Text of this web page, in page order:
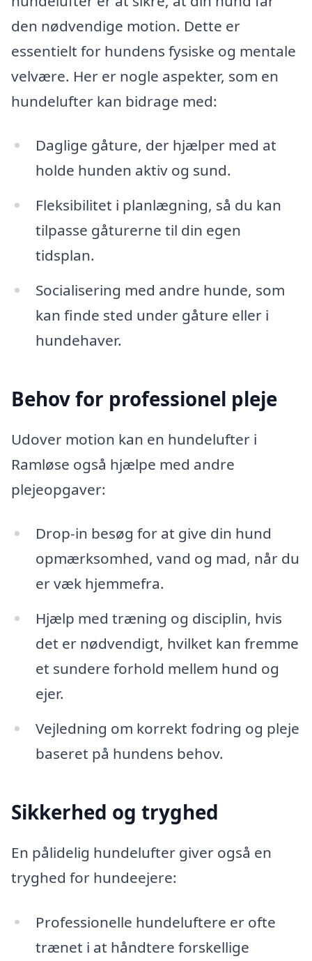
den nødvendige motion. Dette er
essentielt for hundens fysiske og mentale
velvære. Her er nogle aspekter, som en
hundelufter kan bidrage med:
Daglige gåture, der hjælper med at
holde hunden aktiv og sund.
Fleksibilitet i planlægning, så du kan
tilpasse gåturerne til din egen
tidsplan.
Socialisering med andre hunde, som
kan finde sted under gåture eller i
hundehaver.
Behov for professionel pleje
Udover motion kan en hundelufter i
Ramløse også hjælpe med andre
plejeopgaver:
Drop-in besøg for at give din hund
opmærksomhed, vand og mad, når du
er væk hjemmefra.
Hjælp med træning og disciplin, hvis
det er nødvendigt, hvilket kan fremme
et sundere forhold mellem hund og
ejer.
Vejledning om korrekt fodring og pleje
baseret på hundens behov.
Sikkerhed og tryghed
En pålidelig hundelufter giver også en
tryghed for hundeejere:
Professionelle hundeluftere er ofte
trænet i at håndtere forskellige